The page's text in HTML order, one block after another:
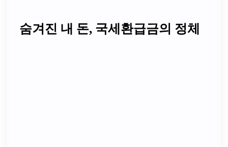
숨겨진 내 돈, 국세환급금의 정체